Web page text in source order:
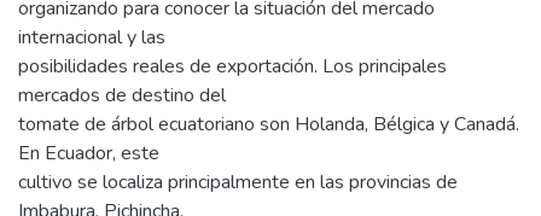
organizando para conocer la situación del mercado
internacional y las
posibilidades reales de exportación. Los principales
mercados de destino del
tomate de árbol ecuatoriano son Holanda, Bélgica y Canadá.
En Ecuador, este
cultivo se localiza principalmente en las provincias de